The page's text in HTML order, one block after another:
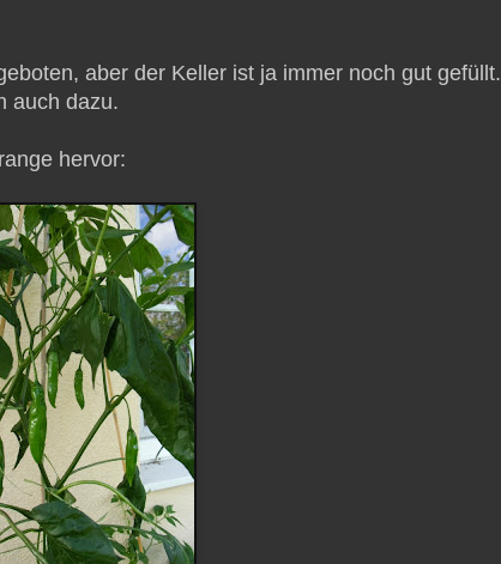
aber der Keller ist ja immer noch gut gefüllt.
auch dazu.
hervor: